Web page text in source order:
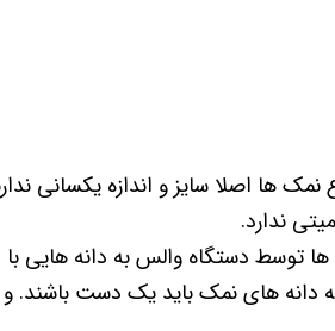
ها اصلا سایز و اندازه یکسانی
ندارد.
ها توسط دستگاه والس به دانه هایی
دانه های نمک باید یک دست باشند. و